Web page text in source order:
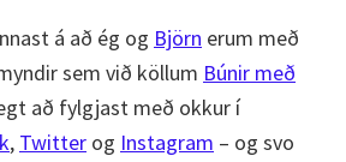
á að ég og Björn erum með
sem við köllum Búnir með
að fylgjast með okkur í
, Twitter og Instagram – og svo